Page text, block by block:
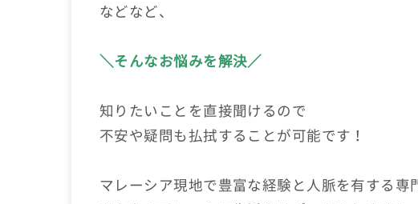
などなど、
＼そんなお悩みを解決／
知りたいことを直接聞けるので
不安や疑問も払拭することが可能です！
マレーシア現地で豊富な経験と人脈を有する専